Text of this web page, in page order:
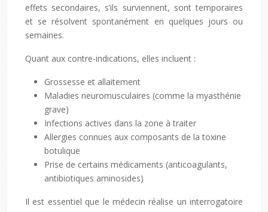
effets secondaires, s’ils surviennent, sont temporaires
et se résolvent spontanément en quelques jours ou
semaines.
Quant aux contre-indications, elles incluent :
Grossesse et allaitement
Maladies neuromusculaires (comme la myasthénie
grave)
Infections actives dans la zone à traiter
Allergies connues aux composants de la toxine
botulique
Prise de certains médicaments (anticoagulants,
antibiotiques aminosides)
Il est essentiel que le médecin réalise un interrogatoire